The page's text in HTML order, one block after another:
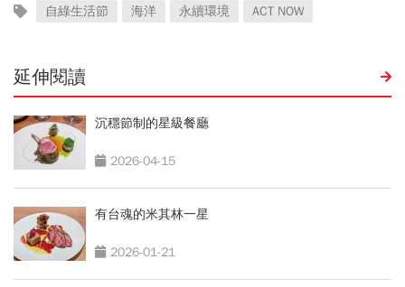
自綠生活節 海洋 永續環境 ACT NOW
延伸閱讀
沉穩節制的星級餐廳
2026-04-15
有台魂的米其林一星
2026-01-21